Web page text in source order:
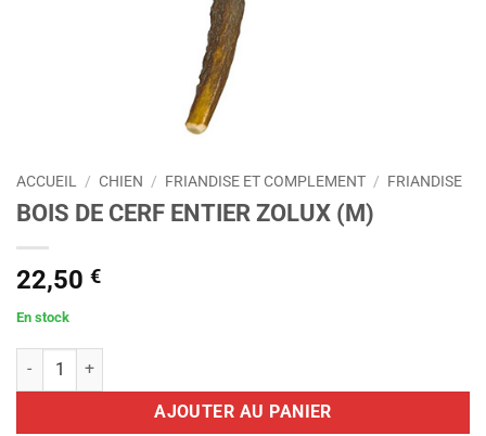
ACCUEIL / CHIEN / FRIANDISE ET COMPLEMENT / FRIANDISE
BOIS DE CERF ENTIER ZOLUX (M)
22,50 €
En stock
quantité de BOIS DE CERF ENTIER ZOLUX (M)
AJOUTER AU PANIER